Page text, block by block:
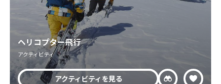
ヘリコプター飛行
アクティビティ
アクティビティを見る